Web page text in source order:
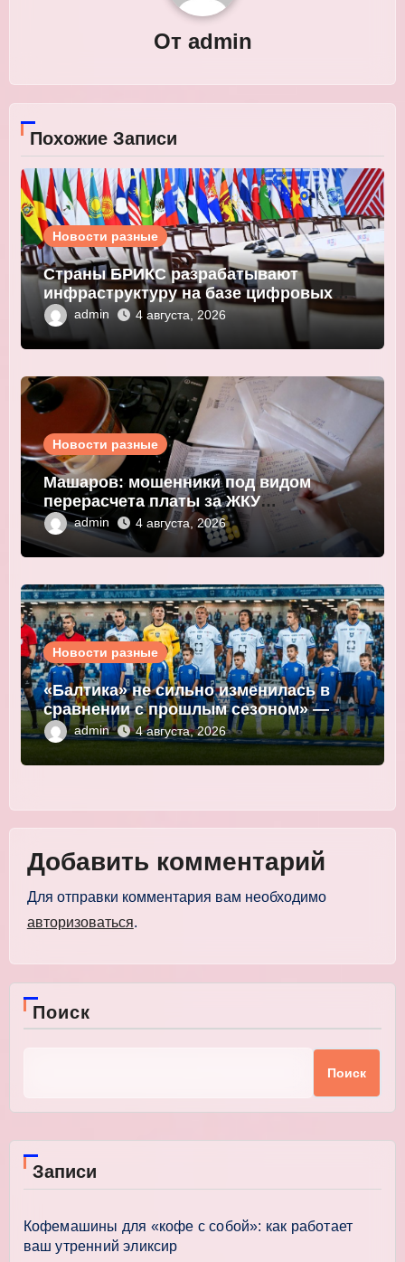
От admin
Похожие Записи
Новости разные
Страны БРИКС разрабатывают
инфраструктуру на базе цифровых
валют центробанков
admin 4 августа, 2026
Новости разные
Машаров: мошенники под видом
перерасчета платы за ЖКУ
выманивают персональные данные
admin 4 августа, 2026
Новости разные
«Балтика» не сильно изменилась в
сравнении с прошлым сезоном» —
Морadmin 4 августа, 2026
Добавить комментарий
Для отправки комментария вам необходимо
авторизоваться.
Поиск
Поиск
Записи
Кофемашины для «кофе с собой»: как работает
ваш утренний эликсир